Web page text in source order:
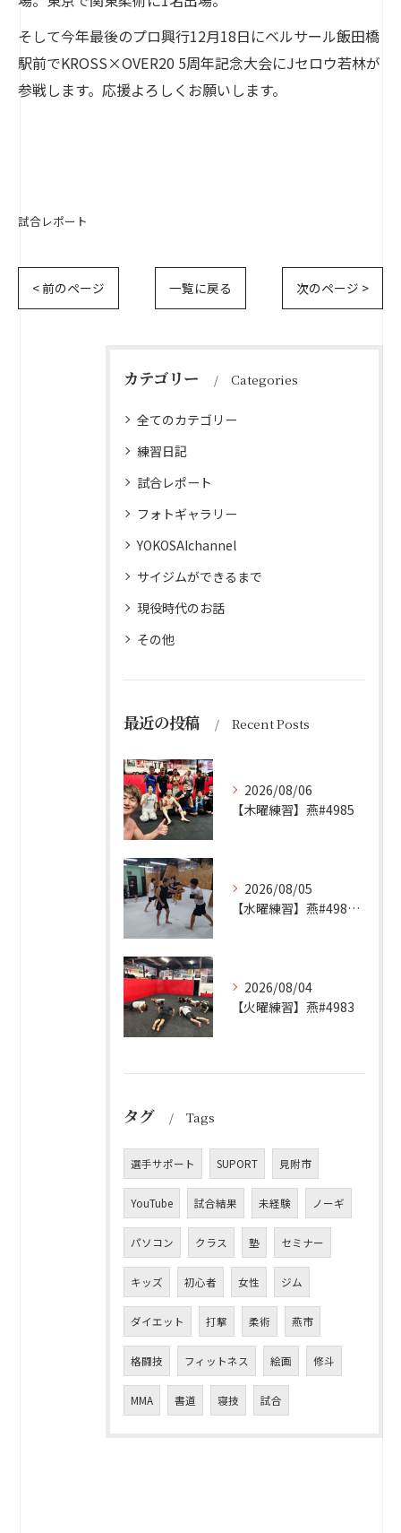
そして今年最後のプロ興行12月18日にベルサール飯田橋
駅前でKROSS×OVER20 5周年記念大会にJセロウ若林が
参戦します。応援よろしくお願いします。
試合レポート
< 前のページ 一覧に戻る 次のページ >
カテゴリー Categories
全てのカテゴリー
練習日記
試合レポート
フォトギャラリー
YOKOSAIchannel
サイジムができるまで
現役時代のお話
その他
最近の投稿 Recent Posts
2026/08/06
【木曜練習】燕#4985
2026/08/05
【水曜練習】燕#4984見附#492
2026/08/04
【火曜練習】燕#4983
タグ Tags
選手サポート SUPORT 見附市
YouTube 試合結果 未経験 ノーギ
パソコン クラス 塾 セミナー
キッズ 初心者 女性 ジム
ダイエット 打撃 柔術 燕市
格闘技 フィットネス 絵画 修斗
MMA 書道 寝技 試合